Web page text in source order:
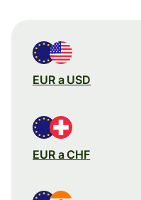
EUR a USD
EUR a CHF